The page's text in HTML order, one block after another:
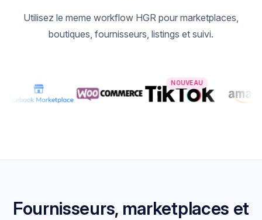
Utilisez le meme workflow HGR pour marketplaces,
boutiques, fournisseurs, listings et suivi.
NOUVEAU
Fournisseurs, marketplaces et